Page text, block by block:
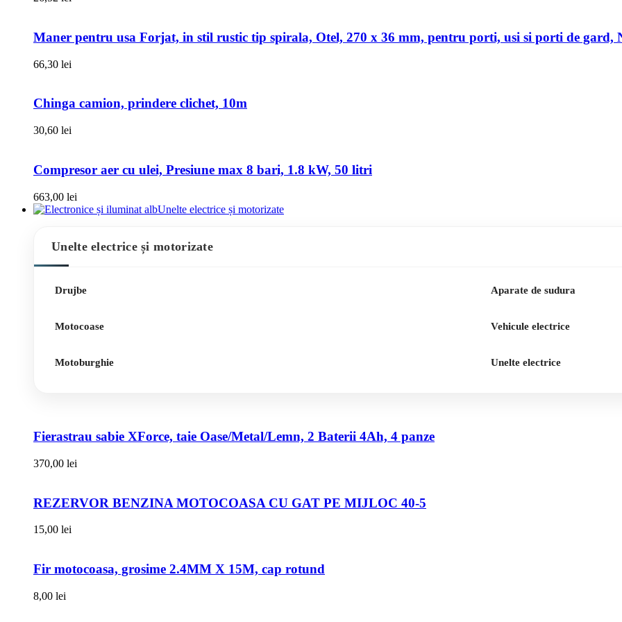
Maner pentru usa Forjat, in stil rustic tip spirala, Otel, 270 x 36 mm, pentru porti, usi si porti de gard,
66,30 lei
Chinga camion, prindere clichet, 10m
30,60 lei
Compresor aer cu ulei, Presiune max 8 bari, 1.8 kW, 50 litri
663,00 lei
Unelte electrice și motorizate
Unelte electrice și motorizate
Drujbe
Motocoase
Motoburghie
Aparate de sudura
Vehicule electrice
Unelte electrice
Fierastrau sabie XForce, taie Oase/Metal/Lemn, 2 Baterii 4Ah, 4 panze
370,00 lei
REZERVOR BENZINA MOTOCOASA CU GAT PE MIJLOC 40-5
15,00 lei
Fir motocoasa, grosime 2.4MM X 15M, cap rotund
8,00 lei